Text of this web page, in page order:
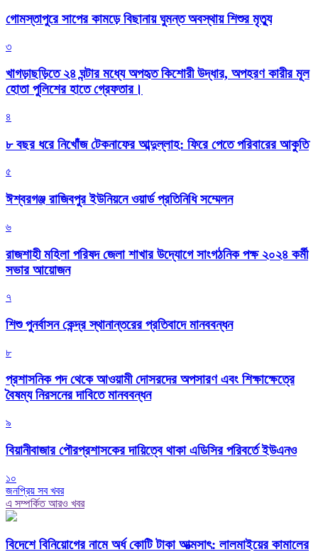
গোমস্তাপুরে সাপের কামড়ে বিছানায় ঘুমন্ত অবস্থায় শিশুর মৃত্যু
৩
খাগড়াছড়িতে ২৪ ঘন্টার মধ্যে অপহৃত কিশোরী উদ্ধার, অপহরণ কারীর মূল
হোতা পুলিশের হাতে গ্রেফতার।
৪
৮ বছর ধরে নিখোঁজ টেকনাফের আব্দুল্লাহ: ফিরে পেতে পরিবারের আকুতি
৫
ঈশ্বরগঞ্জ রাজিবপুর ইউনিয়নে ওয়ার্ড প্রতিনিধি সম্মেলন
৬
রাজশাহী মহিলা পরিষদ জেলা শাখার উদ্যোগে সাংগঠনিক পক্ষ ২০২৪ কর্মী
সভার আয়োজন
৭
শিশু পুনর্বাসন কেন্দ্র স্থানান্তরের প্রতিবাদে মানববন্ধন
৮
প্রশাসনিক পদ থেকে আওয়ামী দোসরদের অপসারণ এবং শিক্ষাক্ষেত্রে
বৈষম্য নিরসনের দাবিতে মানববন্ধন
৯
বিয়ানীবাজার পৌরপ্রশাসকের দায়িত্বে থাকা এডিসির পরিবর্তে ইউএনও
১০
জনপ্রিয় সব খবর
এ সম্পর্কিত আরও খবর
বিদেশে বিনিয়োগের নামে অর্ধ কোটি টাকা আত্মসাৎ: লালমাইয়ের কামালের